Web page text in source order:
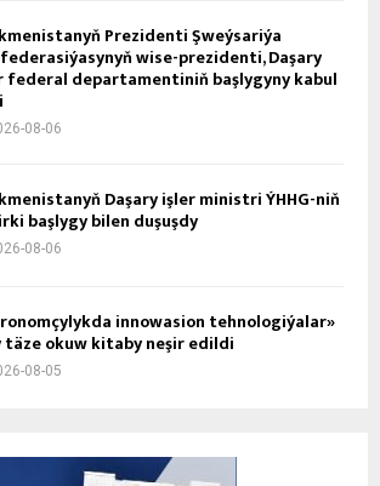
Prezidenti Şweýsariýa
wise-prezidenti, Daşary
federal departamentiniň başlygyny kabul
08-06
Daşary işler ministri ÝHHG-niň
başlygy bilen duşuşdy
08-06
innowasion tehnologiýalar»
okuw kitaby neşir edildi
08-05